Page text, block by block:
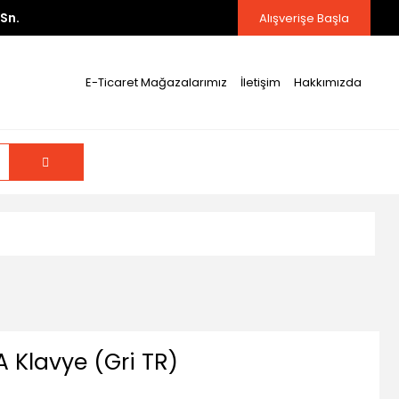
Sn. Alışverişe Başla
E-Ticaret Mağazalarımız İletişim Hakkımızda
Klavye (Gri TR)